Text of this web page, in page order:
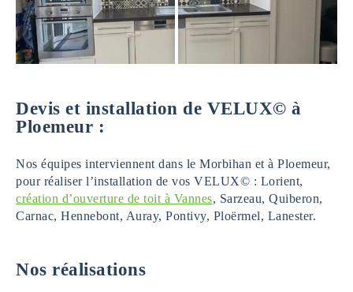
Devis et installation de VELUX© à
Ploemeur :
Nos équipes interviennent dans le Morbihan et à Ploemeur,
pour réaliser l’installation de vos VELUX© : Lorient,
création d’ouverture de toit à Vannes, Sarzeau, Quiberon,
Carnac, Hennebont, Auray, Pontivy, Ploërmel, Lanester.
Nos réalisations